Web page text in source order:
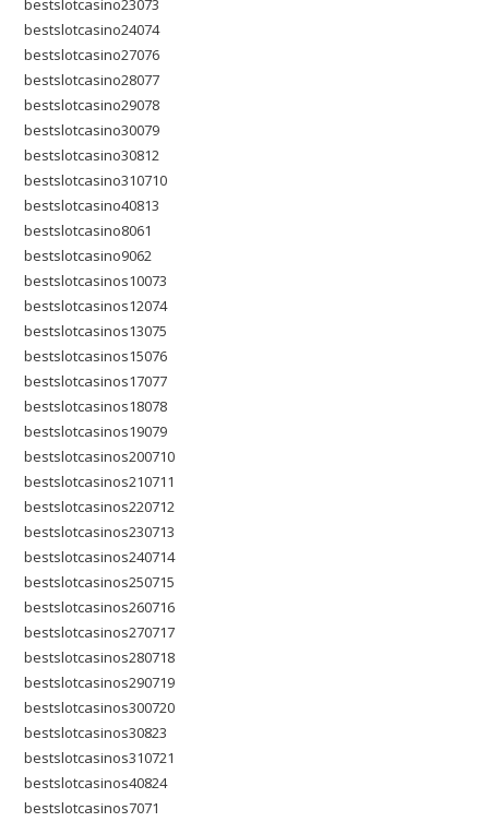
bestslotcasino23073
bestslotcasino24074
bestslotcasino27076
bestslotcasino28077
bestslotcasino29078
bestslotcasino30079
bestslotcasino30812
bestslotcasino310710
bestslotcasino40813
bestslotcasino8061
bestslotcasino9062
bestslotcasinos10073
bestslotcasinos12074
bestslotcasinos13075
bestslotcasinos15076
bestslotcasinos17077
bestslotcasinos18078
bestslotcasinos19079
bestslotcasinos200710
bestslotcasinos210711
bestslotcasinos220712
bestslotcasinos230713
bestslotcasinos240714
bestslotcasinos250715
bestslotcasinos260716
bestslotcasinos270717
bestslotcasinos280718
bestslotcasinos290719
bestslotcasinos300720
bestslotcasinos30823
bestslotcasinos310721
bestslotcasinos40824
bestslotcasinos7071